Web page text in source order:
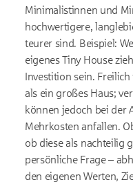
Minimalistinnen und
hochwertigere,
teurer sind. Beispiel:
eigenes Tiny House
Investition sein.
als ein großes Haus;
können jedoch bei der
Mehrkosten anfallen.
ob diese als nachteilig
persönliche Frage –
den eigenen Werten,